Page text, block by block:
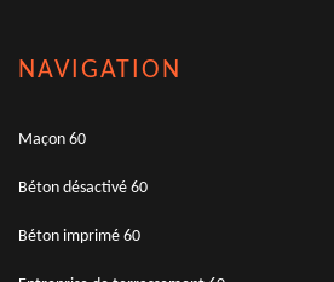
NAVIGATION
Maçon 60
Béton désactivé 60
Béton imprimé 60